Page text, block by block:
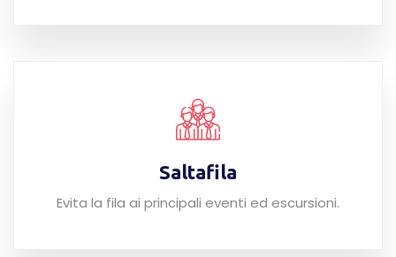
Saltafila
Evita la fila ai principali eventi ed escursioni.